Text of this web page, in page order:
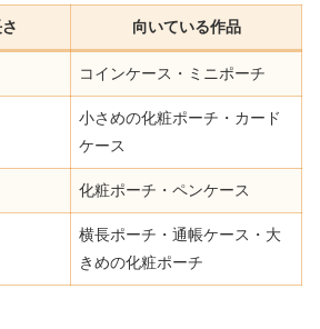
向いている作品
コインケース・ミニポーチ
小さめの化粧ポーチ・カード
ケース
化粧ポーチ・ペンケース
横長ポーチ・通帳ケース・大
きめの化粧ポーチ